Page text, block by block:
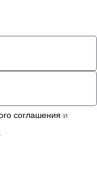
соглашения и